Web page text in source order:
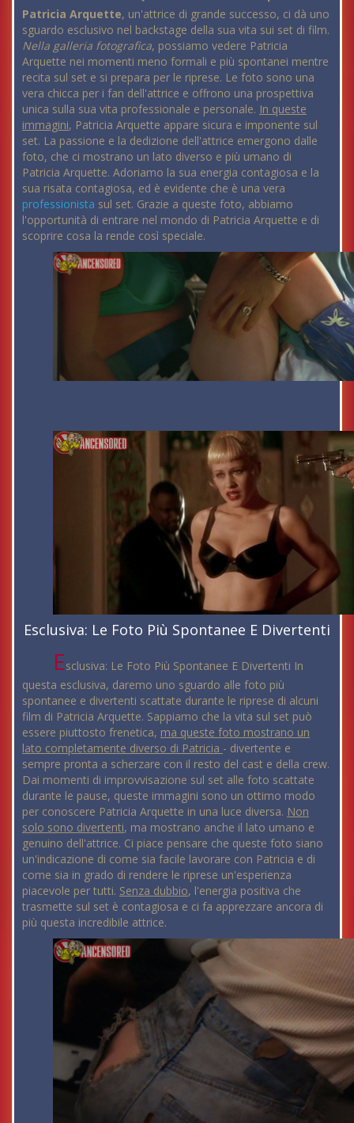
Patricia Arquette, un'attrice di grande successo, ci dà uno
sguardo esclusivo nel backstage della sua vita sui set di film.
Nella galleria fotografica, possiamo vedere Patricia
Arquette nei momenti meno formali e più spontanei mentre
recita sul set e si prepara per le riprese. Le foto sono una
vera chicca per i fan dell'attrice e offrono una prospettiva
unica sulla sua vita professionale e personale. In queste
immagini, Patricia Arquette appare sicura e imponente sul
set. La passione e la dedizione dell'attrice emergono dalle
foto, che ci mostrano un lato diverso e più umano di
Patricia Arquette. Adoriamo la sua energia contagiosa e la
sua risata contagiosa, ed è evidente che è una vera
professionista sul set. Grazie a queste foto, abbiamo
l'opportunità di entrare nel mondo di Patricia Arquette e di
scoprire cosa la rende così speciale.
Esclusiva: Le Foto Più Spontanee E Divertenti
Esclusiva: Le Foto Più Spontanee E Divertenti In
questa esclusiva, daremo uno sguardo alle foto più
spontanee e divertenti scattate durante le riprese di alcuni
film di Patricia Arquette. Sappiamo che la vita sul set può
essere piuttosto frenetica, ma queste foto mostrano un
lato completamente diverso di Patricia - divertente e
sempre pronta a scherzare con il resto del cast e della crew.
Dai momenti di improvvisazione sul set alle foto scattate
durante le pause, queste immagini sono un ottimo modo
per conoscere Patricia Arquette in una luce diversa. Non
solo sono divertenti, ma mostrano anche il lato umano e
genuino dell'attrice. Ci piace pensare che queste foto siano
un'indicazione di come sia facile lavorare con Patricia e di
come sia in grado di rendere le riprese un'esperienza
piacevole per tutti. Senza dubbio, l'energia positiva che
trasmette sul set è contagiosa e ci fa apprezzare ancora di
più questa incredibile attrice.